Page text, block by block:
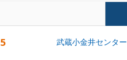
5 武蔵小金井センター